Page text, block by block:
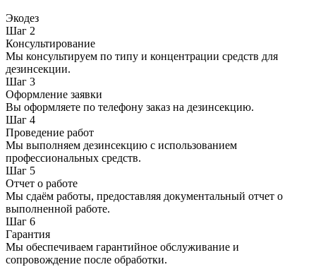
Экодез
Шаг 2
Консультирование
Мы консультируем по типу и концентрации средств для
дезинсекции.
Шаг 3
Оформление заявки
Вы оформляете по телефону заказ на дезинсекцию.
Шаг 4
Проведение работ
Мы выполняем дезинсекцию с использованием
профессиональных средств.
Шаг 5
Отчет о работе
Мы сдаём работы, предоставляя документальный отчет о
выполненной работе.
Шаг 6
Гарантия
Мы обеспечиваем гарантийное обслуживание и
сопровождение после обработки.